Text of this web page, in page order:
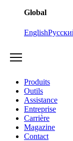
Global
English
Produits
Outils
Assistance
Entreprise
Carrière
Magazine
Contact